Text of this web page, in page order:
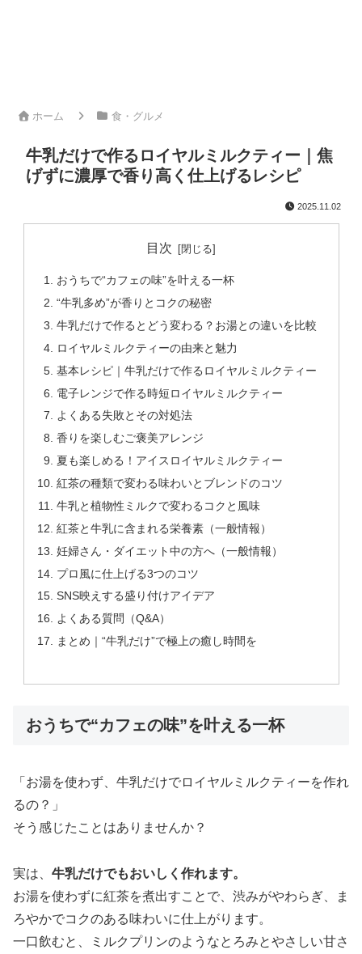
ホーム 食・グルメ
牛乳だけで作るロイヤルミルクティー｜焦
げずに濃厚で香り高く仕上げるレシピ
2025.11.02
目次
おうちで“カフェの味”を叶える一杯
“牛乳多め”が香りとコクの秘密
牛乳だけで作るとどう変わる？お湯との違いを比較
ロイヤルミルクティーの由来と魅力
基本レシピ｜牛乳だけで作るロイヤルミルクティー
電子レンジで作る時短ロイヤルミルクティー
よくある失敗とその対処法
香りを楽しむご褒美アレンジ
夏も楽しめる！アイスロイヤルミルクティー
紅茶の種類で変わる味わいとブレンドのコツ
牛乳と植物性ミルクで変わるコクと風味
紅茶と牛乳に含まれる栄養素（一般情報）
妊婦さん・ダイエット中の方へ（一般情報）
プロ風に仕上げる3つのコツ
SNS映えする盛り付けアイデア
よくある質問（Q&A）
まとめ｜“牛乳だけ”で極上の癒し時間を
おうちで“カフェの味”を叶える一杯
「お湯を使わず、牛乳だけでロイヤルミルクティーを作れ
るの？」
そう感じたことはありませんか？
実は、 牛乳だけでもおいしく作れます。
お湯を使わずに紅茶を煮出すことで、渋みがやわらぎ、ま
ろやかでコクのある味わいに仕上がります。
一口飲むと、ミルクプリンのようなとろみとやさしい甘さ